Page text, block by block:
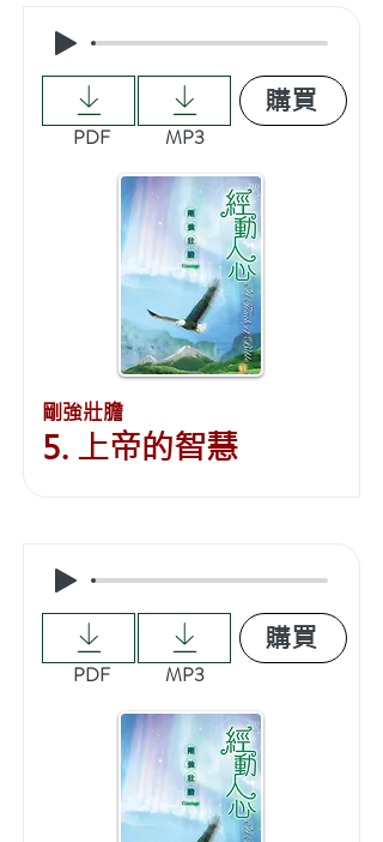
PDF MP3
購買
剛強壯膽
5. 上帝的智慧
PDF MP3
購買